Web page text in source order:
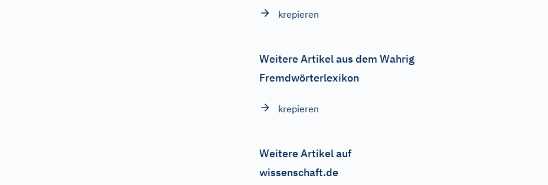
krepieren
Weitere Artikel aus dem Wahrig
Fremdwörterlexikon
krepieren
Weitere Artikel auf
wissenschaft.de